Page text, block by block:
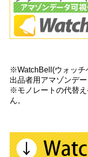
※WatchBell(ウォッチ
出品者用アマゾンデ
※モノレートの代替
ん。